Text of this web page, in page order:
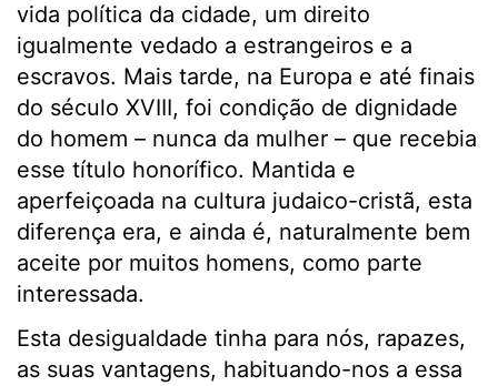
vida política da cidade, um direito
igualmente vedado a estrangeiros e a
escravos. Mais tarde, na Europa e até finais
do século XVIII, foi condição de dignidade
do homem – nunca da mulher – que recebia
esse título honorífico. Mantida e
aperfeiçoada na cultura judaico-cristã, esta
diferença era, e ainda é, naturalmente bem
aceite por muitos homens, como parte
interessada.
Esta desigualdade tinha para nós, rapazes,
as suas vantagens, habituando-nos a essa